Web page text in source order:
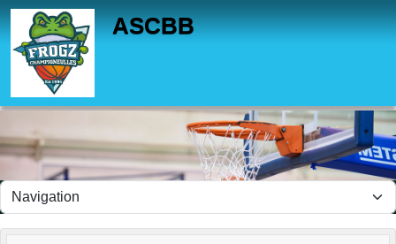
ASCBB
Panneau de gestion des cookies